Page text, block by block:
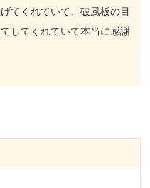
てくれていて、破風板の目
してくれていて本当に感謝